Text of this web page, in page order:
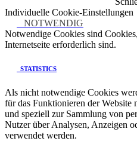
Individuelle Cookie-Einstellungen
NOTWENDIG
Notwendige Cookies sind
Internetseite erforderlich sind.
STATISTICS
Als nicht notwendige Cookies
für das Funktionieren der
und speziell zur Sammlung von
Nutzer über Analysen, Anzeigen
verwendet werden.